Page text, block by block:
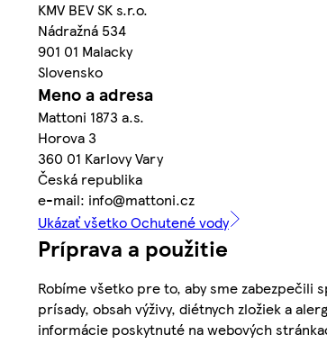
KMV BEV SK s.r.o.
Nádražná 534
901 01 Malacky
Slovensko
Meno a adresa
Mattoni 1873 a.s.
Horova 3
360 01 Karlovy Vary
Česká republika
e-mail: info@mattoni.cz
Ukázať všetko Ochutené vody
Príprava a použitie
Robíme všetko pre to, aby sme
prísady, obsah výživy, diétnych zložiek a
informácie poskytnuté na webových